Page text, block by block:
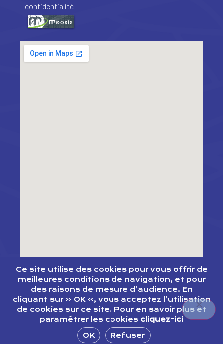
confidentialité
Ce site utilise des cookies pour vous offrir de
meilleures conditions de navigation, et pour
des raisons de mesure d’audience. En
cliquant sur « OK », vous acceptez l’utilisation
de cookies sur ce site. Pour en savoir plus et
paramétrer les cookies cliquez-ici
OK
Refuser